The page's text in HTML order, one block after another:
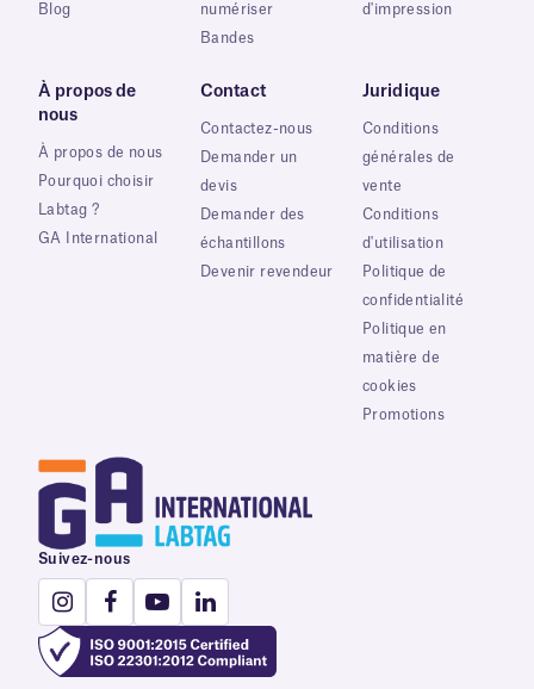
Blog
numériser
Bandes
d'impression
À propos de
nous
À propos de nous
Pourquoi choisir
Labtag ?
GA International
Contact
Contactez-nous
Demander un
devis
Demander des
échantillons
Devenir revendeur
Juridique
Conditions
générales de
vente
Conditions
d'utilisation
Politique de
confidentialité
Politique en
matière de
cookies
Promotions
Suivez-nous